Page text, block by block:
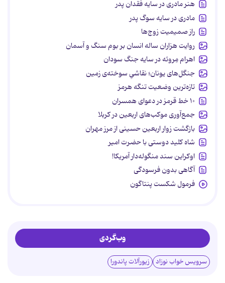
هنر مادری در سایه‌ فقدان پدر
مادری در سایه سوگ پدر
راز صمیمیت زوج‌ها
روایت هزاران ساله انسان بر بوم سنگ و آسمان
اهرام مِروئه در سایه جنگ سودان
جنگل‌های یونان؛ نقاشیِ سوخته‌ی زمین
تازه‌ترین وضعیت تنگه هرمز
۱۰ خط قرمز در دعوای همسران
جمع‌آوری موکب‌های اربعین در کربلا
بازگشت زوار اربعین حسینی از مرز مهران
شاه کلید دوستی با حضرت امیر
اوکراین سند منگوله‌دار آمریکا!
آگاهی بدون فرسودگی
فرمول شکست پنتاگون
وب‌گردی
سرویس خواب نوزاد زیورآلات پاندورا